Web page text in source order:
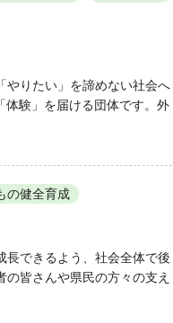
やりたい」を諦めない社会へ
体験」を届ける団体です。外
の健全育成
長できるよう、社会全体で後
皆さんや県民の方々の支え